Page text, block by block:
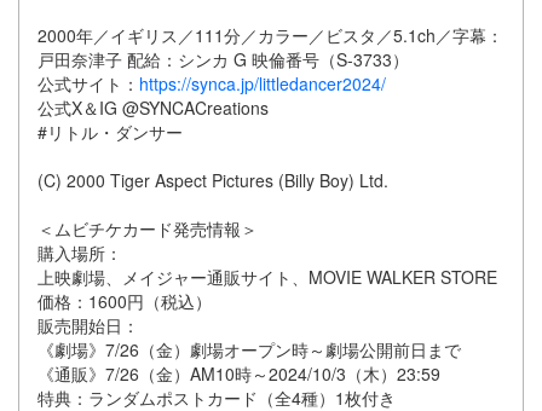
2000年／イギリス／111分／カラー／ビスタ／5.1ch／字幕：
戸田奈津子 配給：シンカ G 映倫番号（S-3733）
公式サイト： https://synca.jp/littledancer2024/
公式X＆IG @SYNCACreations
#リトル・ダンサー
(C) 2000 Tiger Aspect Pictures (Billy Boy) Ltd.
＜ムビチケカード発売情報＞
購入場所：
上映劇場、メイジャー通販サイト、MOVIE WALKER STORE
価格：1600円（税込）
販売開始日：
《劇場》7/26（金）劇場オープン時～劇場公開前日まで
《通販》7/26（金）AM10時～2024/10/3（木）23:59
特典：ランダムポストカード（全4種）1枚付き